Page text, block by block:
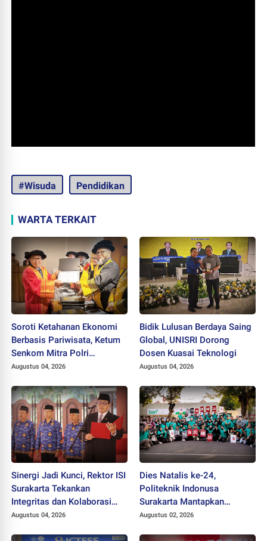
#Wisuda Pendidikan
WARTA TERKAIT
Soroti Ketahanan Ekonomi
Berbasis Pariwisata, Ketum
Senkom Mitra Polri
Dikukuhkan sebagai
Augustus 04, 2026
Bidik Lulusan Berdaya Saing
Global, UNISRI Dorong
Dosen Kuasai Teknologi
Augustus 04, 2026
Sinergi Jadi Kunci, Rektor ISI
Surakarta Tekankan
Integritas dan Kolaborasi
pada Pejabat Baru
Augustus 04, 2026
Dies Natalis ke-24,
Politeknik Indonusa
Surakarta Mantapkan
Langkah Bertransformasi
Augustus 02, 2026